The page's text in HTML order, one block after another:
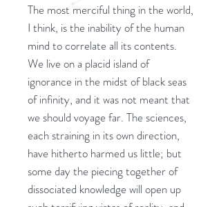
The most merciful thing in the world,
I think, is the inability of the human
mind to correlate all its contents.
We live on a placid island of
ignorance in the midst of black seas
of infinity, and it was not meant that
we should voyage far. The sciences,
each straining in its own direction,
have hitherto harmed us little; but
some day the piecing together of
dissociated knowledge will open up